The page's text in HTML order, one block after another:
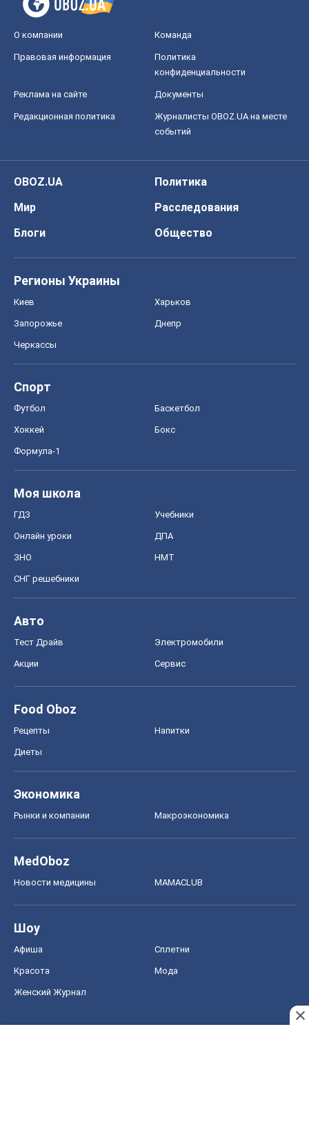
О компании Команда
Правовая информация
Политика
конфиденциальности
Реклама на сайте Документы
Редакционная политика
Журналисты OBOZ.UA на месте
событий
OBOZ.UA
Политика
Мир
Расследования
Блоги
Общество
Регионы Украины
Киев Харьков
Запорожье Днепр
Черкассы
Спорт
Футбол Баскетбол
Хоккей Бокс
Формула-1
Моя школа
ГДЗ Учебники
Онлайн уроки ДПА
ЗНО НМТ
СНГ решебники
Авто
Тест Драйв Электромобили
Акции Сервис
Food Oboz
Рецепты Напитки
Диеты
Экономика
Рынки и компании Mакроэкономика
MedOboz
Новости медицины MAMACLUB
Шоу
Афиша Сплетни
Красота Мода
Женский Журнал